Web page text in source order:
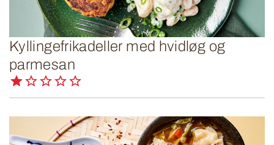
Kyllingefrikadeller med hvidløg og
parmesan